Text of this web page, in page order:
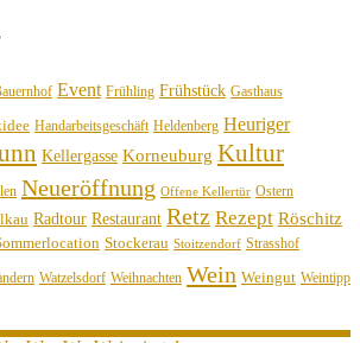
Event Frühling Frühstück Gasthaus
Handarbeitsgeschäft Heldenberg Heuriger
Kellergasse Korneuburg Kultur
Neueröffnung Offene Kellertür Ostern
Radtour Restaurant Retz Rezept Röschitz
Stockerau Stoitzendorf Strasshof
Watzelsdorf Weihnachten Wein Weingut Weintipp